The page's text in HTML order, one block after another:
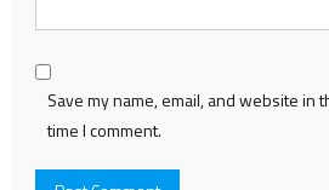
Save my name, email, and website in
time I comment.